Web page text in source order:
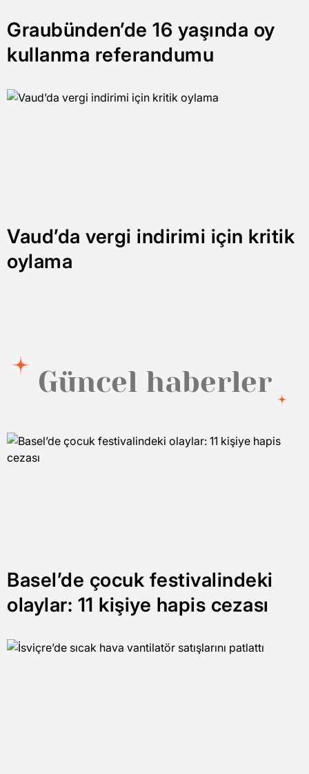
Graubünden’de 16 yaşında oy
kullanma referandumu
Vaud’da vergi indirimi için kritik
oylama
Güncel haberler
Basel’de çocuk festivalindeki
olaylar: 11 kişiye hapis cezası